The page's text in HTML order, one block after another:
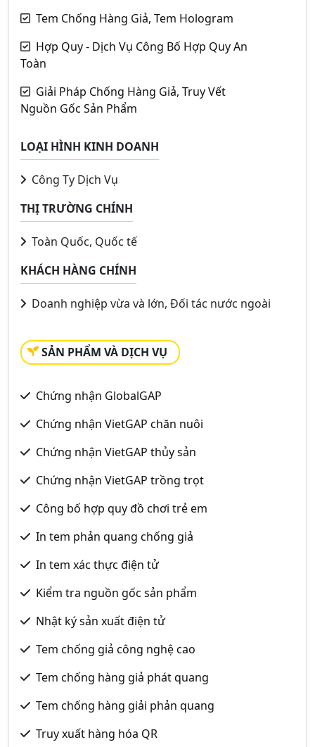
Tem Chống Hàng Giả, Tem Hologram
Hợp Quy - Dịch Vụ Công Bố Hợp Quy An
Toàn
Giải Pháp Chống Hàng Giả, Truy Vết
Nguồn Gốc Sản Phẩm
LOẠI HÌNH KINH DOANH
Công Ty Dịch Vụ
THỊ TRƯỜNG CHÍNH
Toàn Quốc, Quốc tế
KHÁCH HÀNG CHÍNH
Doanh nghiệp vừa và lớn, Đối tác nước ngoài
SẢN PHẨM VÀ DỊCH VỤ
Chứng nhận GlobalGAP
Chứng nhận VietGAP chăn nuôi
Chứng nhận VietGAP thủy sản
Chứng nhận VietGAP trồng trọt
Công bố hợp quy đồ chơi trẻ em
In tem phản quang chống giả
In tem xác thực điện tử
Kiểm tra nguồn gốc sản phẩm
Nhật ký sản xuất điện tử
Tem chống giả công nghệ cao
Tem chống hàng giả phát quang
Tem chống hàng giải phản quang
Truy xuất hàng hóa QR